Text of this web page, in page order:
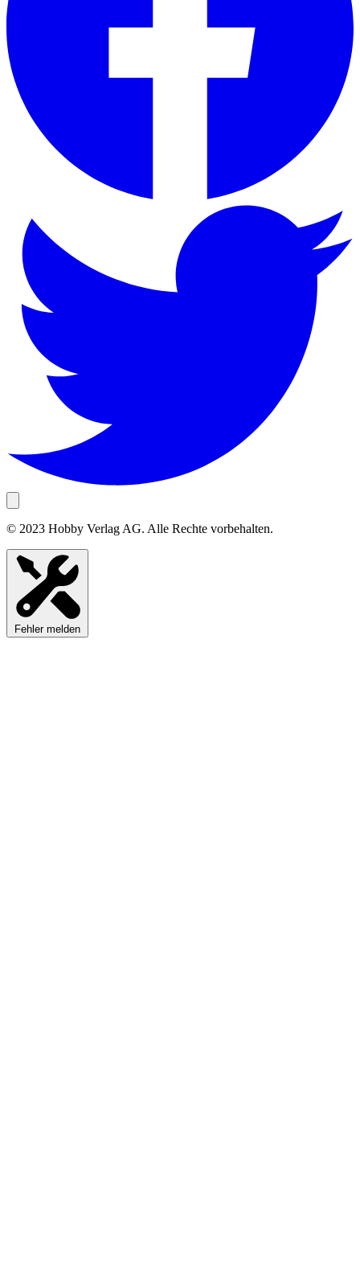
© 2023 Hobby Verlag AG. Alle Rechte vorbehalten.
Fehler melden